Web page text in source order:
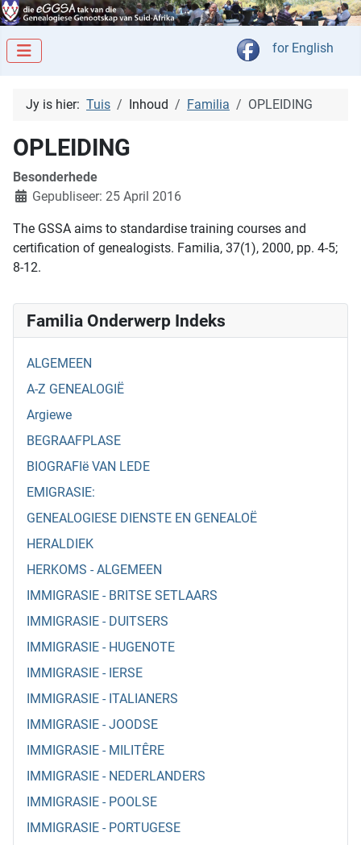
Kies jou taal
for English
Familia Onderwerp Indeks
ALGEMEEN
A-Z GENEALOGIË
Argiewe
BEGRAAFPLASE
BIOGRAFIë VAN LEDE
EMIGRASIE:
GENEALOGIESE DIENSTE EN GENEALOË
HERALDIEK
HERKOMS - ALGEMEEN
IMMIGRASIE - BRITSE SETLAARS
IMMIGRASIE - DUITSERS
IMMIGRASIE - HUGENOTE
IMMIGRASIE - IERSE
IMMIGRASIE - ITALIANERS
IMMIGRASIE - JOODSE
IMMIGRASIE - MILITÊRE
IMMIGRASIE - NEDERLANDERS
IMMIGRASIE - POOLSE
IMMIGRASIE - PORTUGESE
Jy is hier: Tuis Inhoud Familia OPLEIDING
OPLEIDING
Besonderhede
Gepubliseer: 25 April 2016
The GSSA aims to standardise training courses and
certification of genealogists. Familia, 37(1), 2000, pp. 4-5;
8-12.